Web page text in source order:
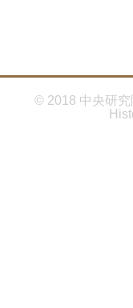
© 2018 中央研究